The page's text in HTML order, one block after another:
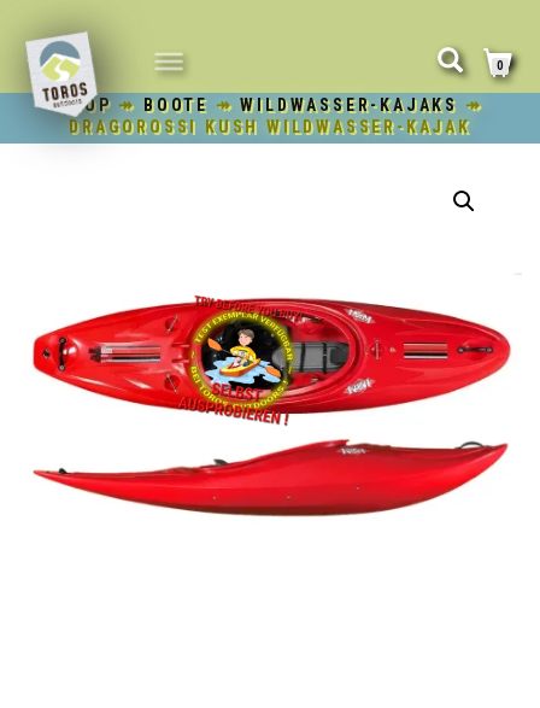
NAVIGATION
UMSCHALTEN
0
SHOP ↠ BOOTE ↠WILDWASSER-KAJAKS ↠
DRAGOROSSI KUSH WILDWASSER-KAJAK